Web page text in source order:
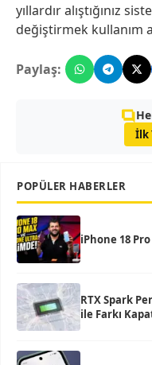
yıllardır alıştığınız
değiştirmek kullanım
Paylaş:
İlk
POPÜLER HABERLER
iPhone 18
RTX Spark
ile Farkı